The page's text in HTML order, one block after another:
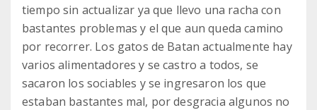
tiempo sin actualizar ya que llevo una racha con
bastantes problemas y el que aun queda camino
por recorrer. Los gatos de Batan actualmente hay
varios alimentadores y se castro a todos, se
sacaron los sociables y se ingresaron los que
estaban bastantes mal, por desgracia algunos no